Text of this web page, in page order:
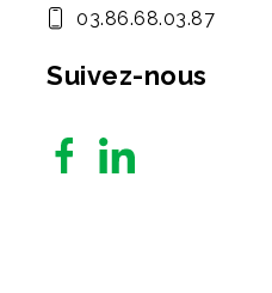
03.86.68.03.87
Suivez-nous